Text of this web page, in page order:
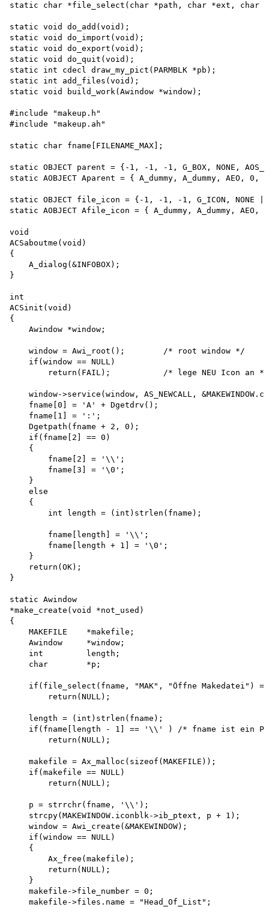
static char *file_select(char *path, char *ext, char
static void do_add(void);
static void do_import(void);
static void do_export(void);
static void do_quit(void);
static int cdecl draw_my_pict(PARMBLK *pb);
static int add_files(void);
static void build_work(Awindow *window);
#include "makeup.h"
#include "makeup.ah"
static char fname[FILENAME_MAX];
static OBJECT parent = {-1, -1, -1, G_BOX, NONE,
static AOBJECT Aparent = { A_dummy, A_dummy, AEO, 0,
static OBJECT file_icon = {-1, -1, -1, G_ICON, NONE |
static AOBJECT Afile_icon = { A_dummy, A_dummy,
void
ACSaboutme(void)
{
    A_dialog(&INFOBOX);
}
int
ACSinit(void)
{
    Awindow *window;
    window = Awi_root();        /* root window */
    if(window == NULL)
        return(FAIL);           /* lege NEU Icon an */
window->service(window, AS_NEWCALL,
    fname[0] = 'A' + Dgetdrv();
    fname[1] = ':';
    Dgetpath(fname + 2, 0);
    if(fname[2] == 0)
    {
        fname[2] = '\\';
        fname[3] = '\0';
    }
    else
    {
        int length = (int)strlen(fname);
        fname[length] = '\\';
        fname[length + 1] = '\0';
    }
    return(OK);
}
static Awindow
*make_create(void *not_used)
{
    MAKEFILE    *makefile;
    Awindow     *window;
    int         length;
    char        *p;
if(file_select(fname, "MAK", "Öffne Makedatei")
        return(NULL);
    length = (int)strlen(fname);
if(fname[length - 1] == '\\' ) /* fname ist ein
        return(NULL);
    makefile = Ax_malloc(sizeof(MAKEFILE));
    if(makefile == NULL)
        return(NULL);
    p = strrchr(fname, '\\');
    strcpy(MAKEWINDOW.iconblk->ib_ptext, p + 1);
    window = Awi_create(&MAKEWINDOW);
    if(window == NULL)
    {
        Ax_free(makefile);
        return(NULL);
    }
    makefile->file_number = 0;
    makefile->files.name = "Head_Of_List";